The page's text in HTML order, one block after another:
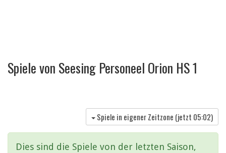
Spiele von Seesing Personeel Orion HS 1
Spiele in eigener Zeitzone (jetzt 05:02)
Dies sind die Spiele von der letzten Saison,